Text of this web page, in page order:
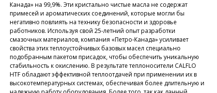
Канада» на 99,9%. Эти кристально чистые масла не содержат
примесей и ароматических соединений, которые могли бы
негативно повлиять на технику безопасности и здоровье
работников. Используя свой 25-летний опыт разработки
смазочных материалов, компания «Петро-Канада» усиливает
свойства этих теплоустойчивых базовых масел специально
подобранным пакетом присадок, чтобы обеспечить уникальную
стабильность к окислению. В результате теплоносители CALFLO
HTF обладают эффективной теплоотдачей при применении их в
высокотемпературных системах, обеспечивая более длительную и